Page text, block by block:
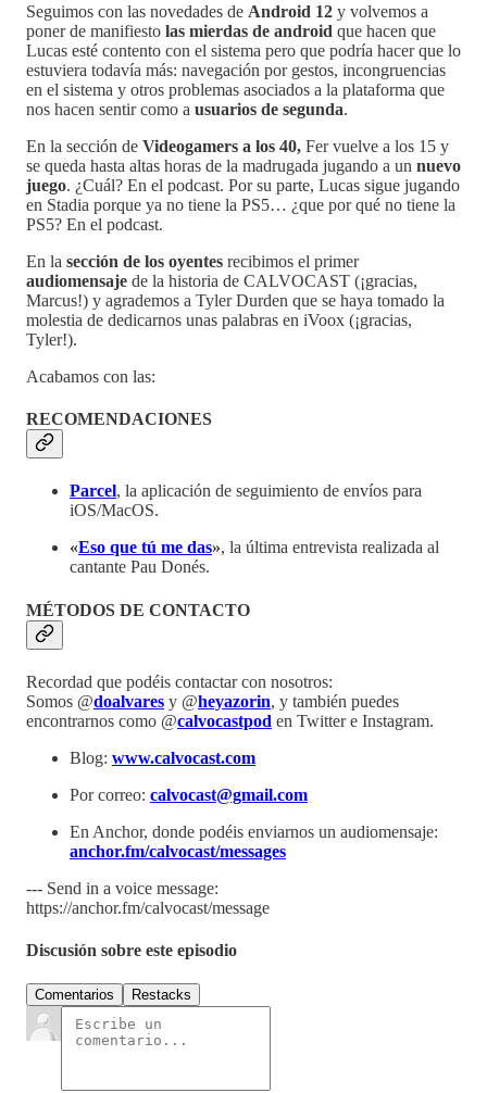
Seguimos con las novedades de Android 12 y volvemos a
poner de manifiesto las mierdas de android que hacen que
Lucas esté contento con el sistema pero que podría hacer que lo
estuviera todavía más: navegación por gestos, incongruencias
en el sistema y otros problemas asociados a la plataforma que
nos hacen sentir como a usuarios de segunda.
En la sección de Videogamers a los 40, Fer vuelve a los 15 y
se queda hasta altas horas de la madrugada jugando a un nuevo
juego. ¿Cuál? En el podcast. Por su parte, Lucas sigue jugando
en Stadia porque ya no tiene la PS5… ¿que por qué no tiene la
PS5? En el podcast.
En la sección de los oyentes recibimos el primer
audiomensaje de la historia de CALVOCAST (¡gracias,
Marcus!) y agrademos a Tyler Durden que se haya tomado la
molestia de dedicarnos unas palabras en iVoox (¡gracias,
Tyler!).
Acabamos con las:
RECOMENDACIONES
Parcel, la aplicación de seguimiento de envíos para
iOS/MacOS.
«Eso que tú me das», la última entrevista realizada al
cantante Pau Donés.
MÉTODOS DE CONTACTO
Recordad que podéis contactar con nosotros:
Somos @doalvares y @heyazorin, y también puedes
encontrarnos como @calvocastpod en Twitter e Instagram.
Blog: www.calvocast.com
Por correo: calvocast@gmail.com
En Anchor, donde podéis enviarnos un audiomensaje:
anchor.fm/calvocast/messages
--- Send in a voice message:
https://anchor.fm/calvocast/message
Discusión sobre este episodio
Comentarios Restacks